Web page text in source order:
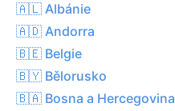
🇦🇱 Albánie
🇦🇩 Andorra
🇧🇪 Belgie
🇧🇾 Bělorusko
🇧🇦 Bosna a Hercegovina